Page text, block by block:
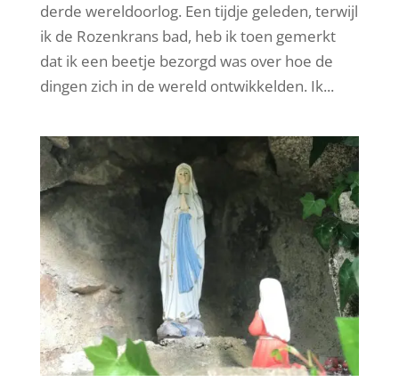
derde wereldoorlog. Een tijdje geleden, terwijl
ik de Rozenkrans bad, heb ik toen gemerkt
dat ik een beetje bezorgd was over hoe de
dingen zich in de wereld ontwikkelden. Ik...